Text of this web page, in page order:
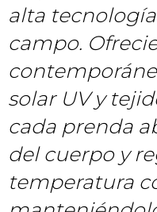
alta
campo.
solar UV y
cada prenda
del cuerpo y
temperatura